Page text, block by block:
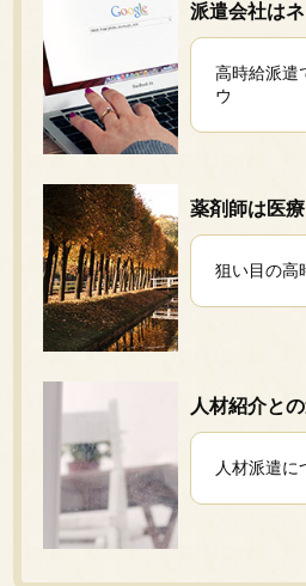
派遣会社は
高時給派遣
ウ
薬剤師は医
狙い目の高
人材紹介と
人材派遣に